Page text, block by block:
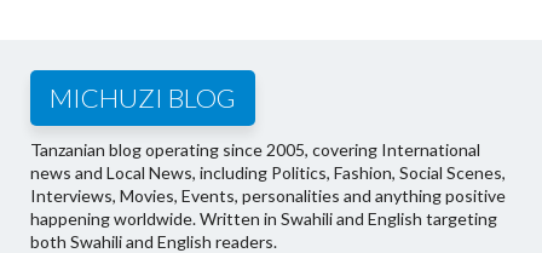
MICHUZI BLOG
Tanzanian blog operating since 2005, covering International
news and Local News, including Politics, Fashion, Social Scenes,
Interviews, Movies, Events, personalities and anything positive
happening worldwide. Written in Swahili and English targeting
both Swahili and English readers.